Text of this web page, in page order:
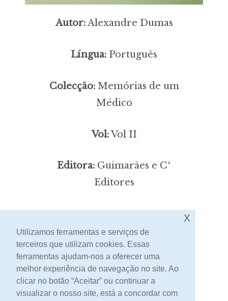
Autor:Alexandre Dumas
Língua: Português
Colecção:Memórias de um
Médico
Vol:Vol II
Editora: Guimarães e Cª
Editores
[portes incluídos]
Contacto
Utilizamos ferramentas e serviços de
terceiros que utilizam cookies. Essas
ferramentas ajudam-nos a oferecer uma
melhor experiência de navegação no site. Ao
clicar no botão “Aceitar” ou continuar a
visualizar o nosso site, está a concordar com
x